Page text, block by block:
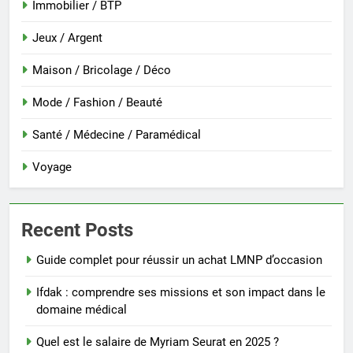
Immobilier / BTP
Jeux / Argent
Maison / Bricolage / Déco
Mode / Fashion / Beauté
Santé / Médecine / Paramédical
Voyage
Recent Posts
Guide complet pour réussir un achat LMNP d’occasion
Ifdak : comprendre ses missions et son impact dans le
domaine médical
Quel est le salaire de Myriam Seurat en 2025 ?